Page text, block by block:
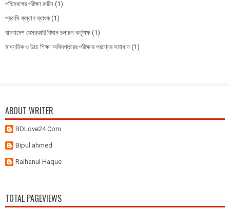
পশ্চিমবঙ্গের পরীক্ষা রুটিন (1)
প্রবাসি কল্যাণ ব্যাংক (1)
বাংলাদেশ বেসরকারি বিমান চলাচল কর্তৃপক্ষ (1)
মাধ্যমিক ও উচ্চ শিক্ষা অধিদপ্তরের পরীক্ষার প্রশ্নের সমাধান (1)
ABOUT WRITER
BDLove24.Com
Bipul ahmed
Raihanul Haque
TOTAL PAGEVIEWS